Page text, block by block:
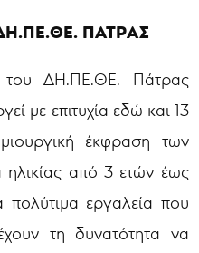
ΠΑΤΡΑΣ
του ΔΗ.ΠΕ.ΘΕ. Πάτρας
με επιτυχία εδώ και 13
έκφραση των
ηλικίας από 3 ετών έως
πολύτιμα εργαλεία που
τη δυνατότητα να